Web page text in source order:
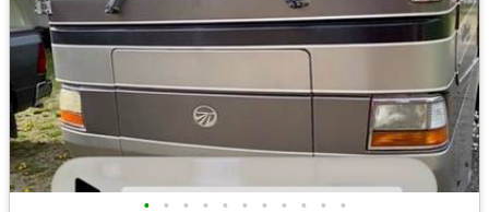
• • • • • • • • • • •